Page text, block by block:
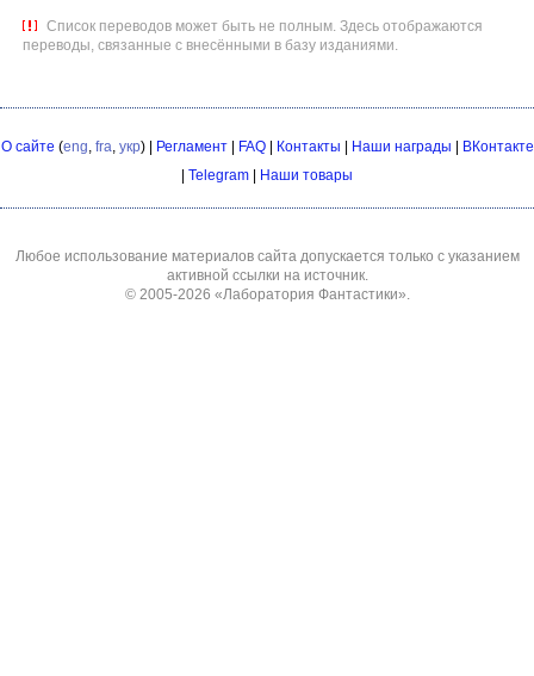
Список переводов может быть не полным. Здесь отображаются
переводы, связанные с внесёнными в базу изданиями.
О сайте (eng, fra, укр) | Регламент| FAQ| Контакты Наши награды
ВКонтакте
Telegram Наши товары
Любое использование материалов сайта допускается только с указанием
активной ссылки на источник.
© 2005-2026 «Лаборатория Фантастики».